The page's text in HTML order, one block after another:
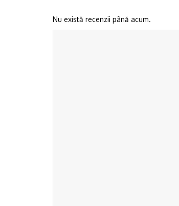
Nu există recenzii până acum.